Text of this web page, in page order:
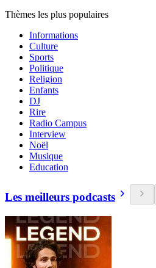
Thèmes les plus populaires
Informations
Culture
Sports
Politique
Religion
Enfants
DJ
Rire
Radio Campus
Interview
Noël
Musique
Education
Les meilleurs podcasts